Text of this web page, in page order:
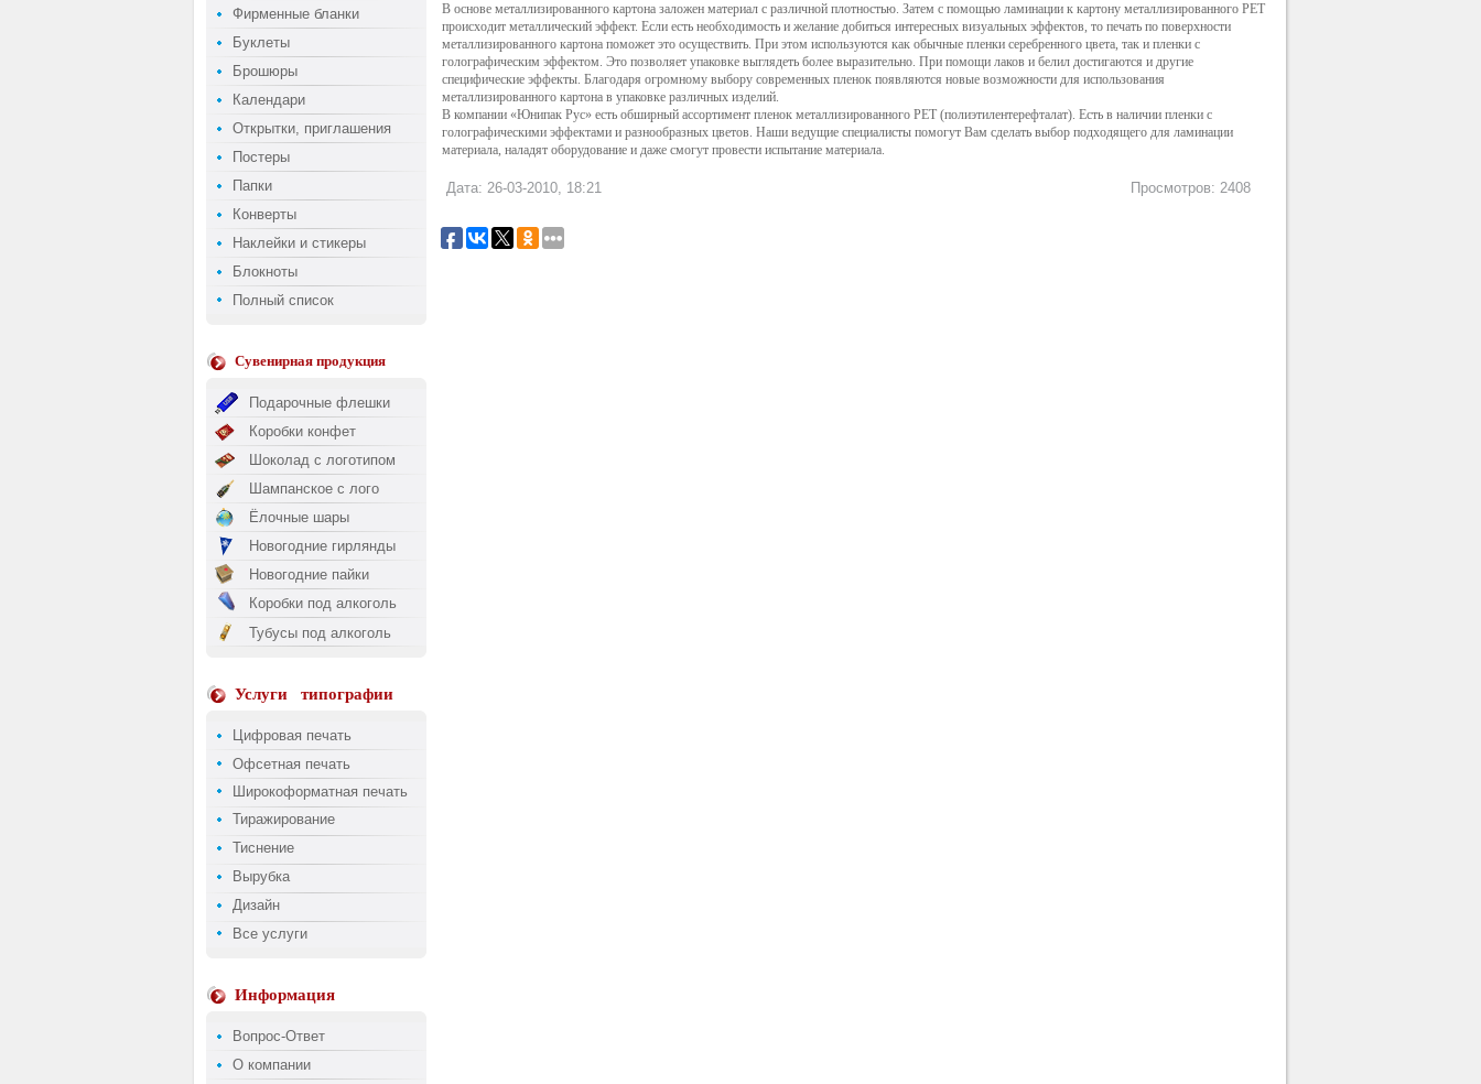
Фирменные бланки
Буклеты
Брошюры
Календари
Открытки, приглашения
Постеры
Папки
Конверты
Наклейки и стикеры
Блокноты
Полный список
Сувенирная продукция
Подарочные флешки
Коробки конфет
Шоколад с логотипом
Шампанское с лого
Ёлочные шары
Новогодние гирлянды
Новогодние пайки
Коробки под алкоголь
Тубусы под алкоголь
Услуги типографии
Цифровая печать
Офсетная печать
Широкоформатная печать
Тиражирование
Тиснение
Вырубка
Дизайн
Все услуги
Информация
Вопрос-Ответ
О компании
В основе металлизированного картона заложен материал с различной плотностью. Затем с помощью ламинации к картону металлизированного PET
происходит металлический эффект. Если есть необходимость и желание добиться интересных визуальных эффектов, то печать по поверхности
металлизированного картона поможет это осуществить. При этом используются как обычные пленки серебренного цвета, так и пленки с
голографическим эффектом. Это позволяет упаковке выглядеть более выразительно. При помощи лаков и белил достигаются и другие
специфические эффекты. Благодаря огромному выбору современных пленок появляются новые возможности для использования
металлизированного картона в упаковке различных изделий.
В компании «Юнипак Рус» есть обширный ассортимент пленок металлизированного PET (полиэтилентерефталат). Есть в наличии пленки с
голографическими эффектами и разнообразных цветов. Наши ведущие специалисты помогут Вам сделать выбор подходящего для ламинации
материала, наладят оборудование и даже смогут провести испытание материала.
Дата: 26-03-2010, 18:21 Просмотров: 2408